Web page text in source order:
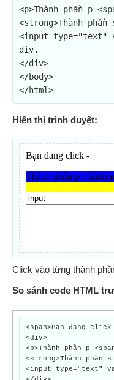
<p>Thành phần p
<strong>Thành
<input type="text"
div.
</div>
</body>
</html>
Hiển thị trình duyệt:
Click vào từng thành
So sánh code HTML
<span>Bạn đang
<div>
<p>Thành phần p
<strong>Thành phần
<input type="text"